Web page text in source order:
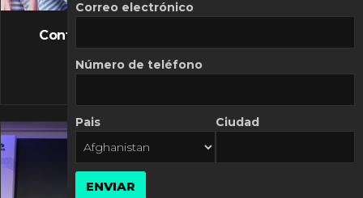
FLASH NEWS
Controversia de Mercado Libre por costos
10 MARZO, 2026
Correo electrónico
Número de teléfono
Pais Ciudad
ENVIAR